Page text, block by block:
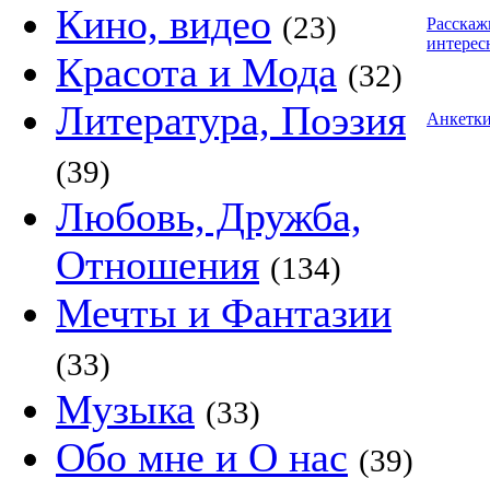
Кино, видео (23)
Красота и Мода (32)
Литература, Поэзия
(39)
Любовь, Дружба,
Отношения (134)
Мечты и Фантазии
(33)
Музыка (33)
Обо мне и О нас (39)